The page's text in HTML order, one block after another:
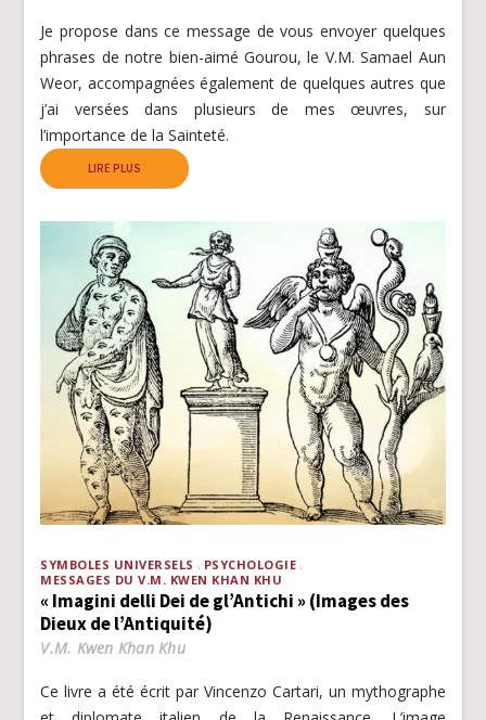
Je propose dans ce message de vous envoyer quelques
phrases de notre bien-aimé Gourou, le V.M. Samael Aun
Weor, accompagnées également de quelques autres que
j’ai versées dans plusieurs de mes œuvres, sur
l’importance de la Sainteté.
LIRE PLUS
SYMBOLES UNIVERSELS
PSYCHOLOGIE
MESSAGES DU V.M. KWEN KHAN KHU
« Imagini delli Dei de gl’Antichi » (Images des
Dieux de l’Antiquité)
V.M. Kwen Khan Khu
Ce livre a été écrit par Vincenzo Cartari, un mythographe